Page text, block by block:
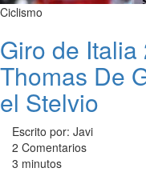
Ciclismo
Giro de
Thomas De
el Stelvio
Escrito por: Javi
2 Comentarios
3 minutos